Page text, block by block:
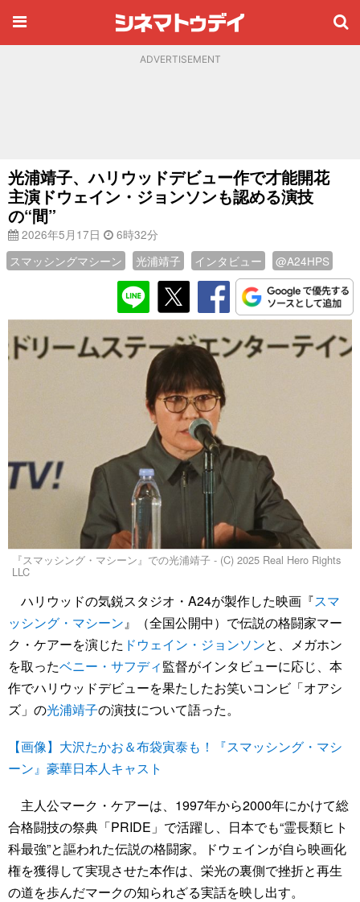
ADVERTISEMENT
光浦靖子、ハリウッドデビュー作で才能開花
主演ドウェイン・ジョンソンも認める演技
の“間”
2026年5月17日
6時32分
スマッシングマシーン
光浦靖子 インタビュー @A24HPS
『スマッシング・マシーン』での光浦靖子 - (C) 2025 Real Hero Rights
LLC
ハリウッドの気鋭スタジオ・A24が製作した映画『スマ
ッシング・マシーン 』（全国公開中）で伝説の格闘家マー
ク・ケアーを演じた ドウェイン・ジョンソンと、メガホン
を取ったベニー・サフディ監督がインタビューに応じ、本
作でハリウッドデビューを果たしたお笑いコンビ「オアシ
ズ」の光浦靖子の演技について語った。
【画像】大沢たかお＆布袋寅泰も！『スマッシング・マシ
ーン』豪華日本人キャスト
主人公マーク・ケアーは、1997年から2000年にかけて総
合格闘技の祭典「PRIDE」で活躍し、日本でも“霊長類ヒト
科最強”と謳われた伝説の格闘家。ドウェインが自ら映画化
権を獲得して実現させた本作は、栄光の裏側で挫折と再生
の道を歩んだマークの知られざる実話を映し出す。